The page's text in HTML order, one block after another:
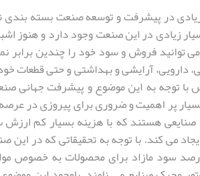
زیادی در پیشرفت و توسعه صنعت بسته
زیادی در این صنعت وجود دارد و هنوز
توانید فروش و سود خود را چندین برابر
دارویی، آرایشی و بهداشتی و حتی قطعات
با توجه به این موضوع و پیشرفت جهانی
پر اهمیت و ضروری برای پیروزی در عرصه
هستند که با هزینه بسیار کم ارزش
می کند. با توجه به تحقیقاتی که در این
بسته بندی محصولات می تواند تا ۹۵ درصد سود مازاد برای محصولات